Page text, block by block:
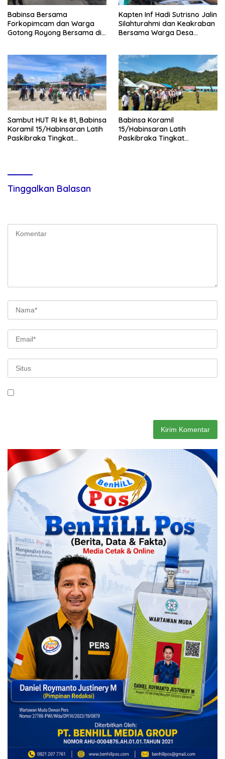
Babinsa Bersama
Forkopimcam dan Warga
Gotong Royong Bersama di
Kapten Inf Hadi Sutrisno Jalin
Silahturahmi dan Keakraban
Bersama Warga Desa
Sambut HUT RI ke 81, Babinsa
Koramil 15/Habinsaran Latih
Paskibraka Tingkat
Babinsa Koramil
15/Habinsaran Latih
Paskibraka Tingkat
Tinggalkan Balasan